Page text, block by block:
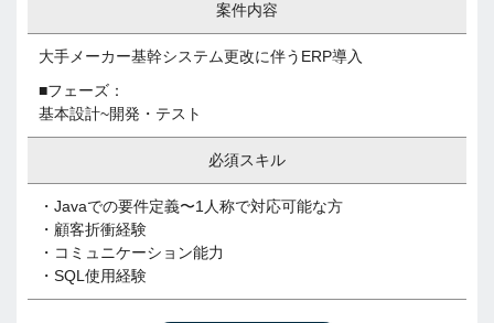
案件内容
大手メーカー基幹システム更改に伴うERP導入
■フェーズ：
基本設計~開発・テスト
必須スキル
・Javaでの要件定義〜1人称で対応可能な方
・顧客折衝経験
・コミュニケーション能力
・SQL使用経験